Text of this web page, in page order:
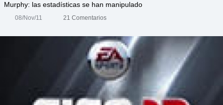
Murphy: las estadísticas se han manipulado
08/Nov/11 21 Comentarios